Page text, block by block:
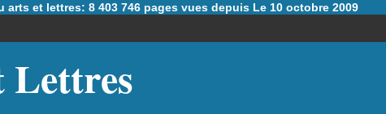
et lettres: 8 403 746 pages vues depuis Le 10 octobre 2009
Lettres